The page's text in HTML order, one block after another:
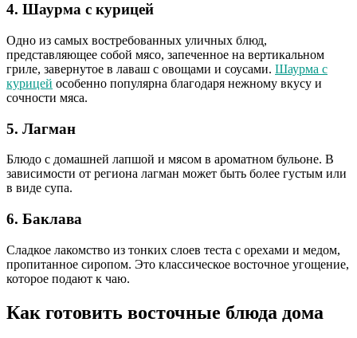
4. Шаурма с курицей
Одно из самых востребованных уличных блюд,
представляющее собой мясо, запеченное на вертикальном
гриле, завернутое в лаваш с овощами и соусами. Шаурма с
курицей особенно популярна благодаря нежному вкусу и
сочности мяса.
5. Лагман
Блюдо с домашней лапшой и мясом в ароматном бульоне. В
зависимости от региона лагман может быть более густым или
в виде супа.
6. Баклава
Сладкое лакомство из тонких слоев теста с орехами и медом,
пропитанное сиропом. Это классическое восточное угощение,
которое подают к чаю.
Как готовить восточные блюда дома